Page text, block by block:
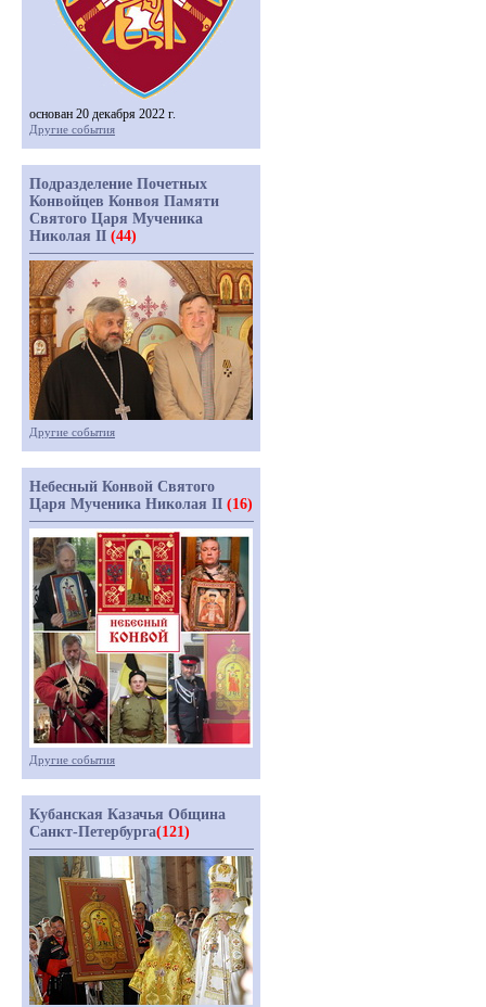
основан 20 декабря 2022 г.
Другие события
Подразделение Почетных
Конвойцев Конвоя Памяти
Святого Царя Мученика
Николая II (44)
Другие события
Небесный Конвой Святого
Царя Мученика Николая II (16)
Другие события
Кубанская Казачья Община
Санкт-Петербурга(121)